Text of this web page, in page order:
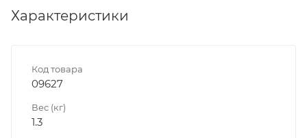
Характеристики
Код товара
09627
Вес (кг)
1.3